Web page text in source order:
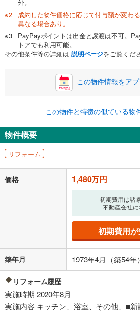
0万円
自己資金から住宅購入にかけられる金
い。一般的には物件価格の2割までが
閉じる
ボーナス
0円
ナス時の増額分（1回分）を入力して
ボーナス払いの限度額は金融機関によ
閉じる
月々の返済額
る値は、実際の金融機関等における貸出金利
の金融機関等における貸出金利を何ら保証
済方法「元利均等返済」にて算出しておりま
適用した場合の計算結果を表示しています。
その他月額費用や、初期費用がかかります
借り入れの際は各金融機関等に、必ずご自身
条件によってお借り入れができないことがあ
不動産会社に購入相談
閉じる
外。
成約した物件価格に応じて付与額が変わ
異なる場合あり。
PayPayポイントは出金と譲渡は不可。
トアでも利用可能。
その他条件等の詳細は 説明ページをご覧くだ
この物件情報をア
この物件と特徴の似ている物
物件概要
リフォーム
価格 1,480万円
初期費用は諸
不動産会社に
初期費用
築年月 1973年4月（築54年）
リフォーム履歴
実施時期 2020年8月
実施内容 キッチン、浴室、その他、■